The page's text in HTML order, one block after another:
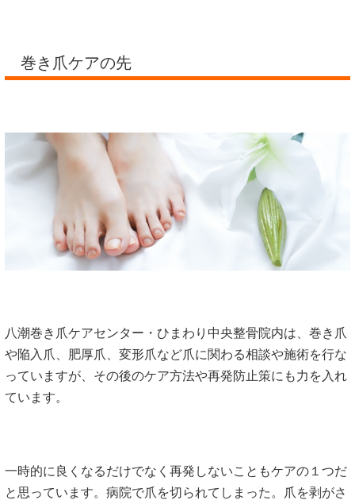
巻き爪ケアの先
八潮巻き爪ケアセンター・ひまわり中央整骨院内は、巻き爪
や陥入爪、肥厚爪、変形爪など爪に関わる相談や施術を行な
っていますが、その後のケア方法や再発防止策にも力を入れ
ています。
一時的に良くなるだけでなく再発しないこともケアの１つだ
と思っています。病院で爪を切られてしまった。爪を剥がさ